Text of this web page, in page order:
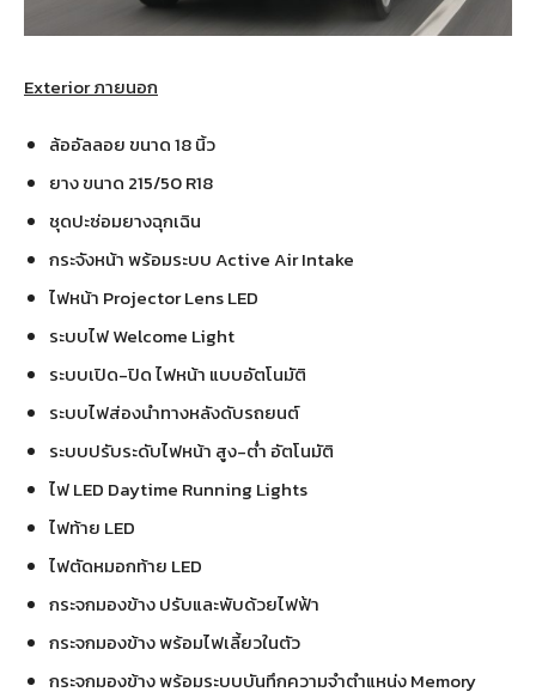
Exterior ภายนอก
ล้ออัลลอย ขนาด 18 นิ้ว
ยาง ขนาด 215/50 R18
ชุดปะซ่อมยางฉุกเฉิน
กระจังหน้า พร้อมระบบ Active Air Intake
ไฟหน้า Projector Lens LED
ระบบไฟ Welcome Light
ระบบเปิด-ปิด ไฟหน้า แบบอัตโนมัติ
ระบบไฟส่องนำทางหลังดับรถยนต์
ระบบปรับระดับไฟหน้า สูง-ต่ำ อัตโนมัติ
ไฟ LED Daytime Running Lights
ไฟท้าย LED
ไฟตัดหมอกท้าย LED
กระจกมองข้าง ปรับและพับด้วยไฟฟ้า
กระจกมองข้าง พร้อมไฟเลี้ยวในตัว
กระจกมองข้าง พร้อมระบบบันทึกความจำตำแหน่ง Memory